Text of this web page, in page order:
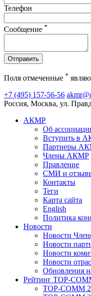
Телефон
Сообщение *
Отправить
Поля отмеченные *
+7 (495) 157-56-56
Россия, Москва, ул.
АКМР
Об
Вступить в
Партнеры
Члены АКМР
Правление
СМИ и
Контакты
Теги
Карта сайта
English
Политика
Новости
Новости
Новости
Новости
Новости
Обновления
Рейтинг TOP-
TOP-COMM